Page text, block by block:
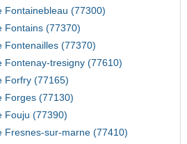
Fontainebleau (77300)
Fontains (77370)
Fontenailles (77370)
Fontenay-tresigny (77610)
Forfry (77165)
Forges (77130)
Fouju (77390)
Fresnes-sur-marne (77410)